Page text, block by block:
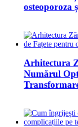
osteoporoza
Arhitectura
Numărul